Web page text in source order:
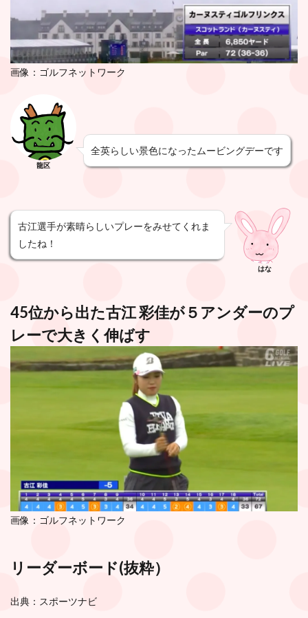
画像：ゴルフネットワーク
龍区
全英らしい景色になったムービングデーです
古江選手が素晴らしいプレーをみせてくれま
したね！
はな
45位から出た古江 彩佳が５アンダーのプ
レーで大きく伸ばす
画像：ゴルフネットワーク
リーダーボード(抜粋）
出典：スポーツナビ